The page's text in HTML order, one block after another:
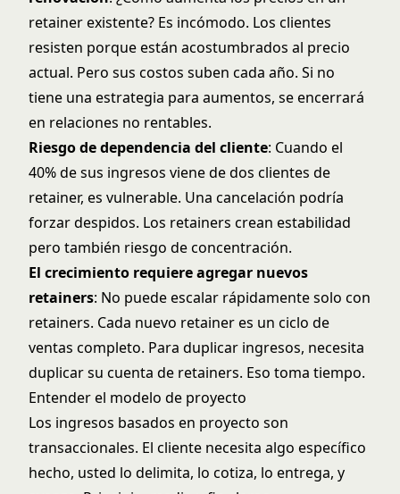
retainer existente? Es incómodo. Los clientes
resisten porque están acostumbrados al precio
actual. Pero sus costos suben cada año. Si no
tiene una estrategia para aumentos, se encerrará
en relaciones no rentables.
Riesgo de dependencia del cliente: Cuando el
40% de sus ingresos viene de dos clientes de
retainer, es vulnerable. Una cancelación podría
forzar despidos. Los retainers crean estabilidad
pero también riesgo de concentración.
El crecimiento requiere agregar nuevos
retainers: No puede escalar rápidamente solo con
retainers. Cada nuevo retainer es un ciclo de
ventas completo. Para duplicar ingresos, necesita
duplicar su cuenta de retainers. Eso toma tiempo.
Entender el modelo de proyecto
Los ingresos basados en proyecto son
transaccionales. El cliente necesita algo específico
hecho, usted lo delimita, lo cotiza, lo entrega, y